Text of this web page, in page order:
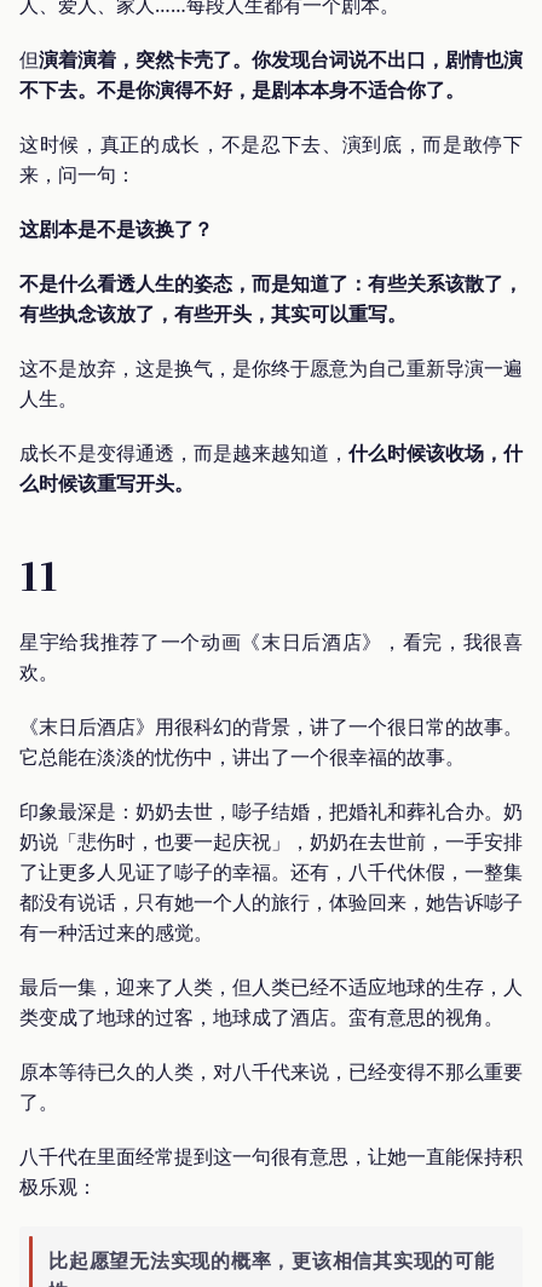
但演着演着，突然卡壳了。你发现台词说不出口，剧情也演
不下去。不是你演得不好，是剧本本身不适合你了。
这时候，真正的成长，不是忍下去、演到底，而是敢停下
来，问一句：
这剧本是不是该换了？
不是什么看透人生的姿态，而是知道了：有些关系该散了，
有些执念该放了，有些开头，其实可以重写。
这不是放弃，这是换气，是你终于愿意为自己重新导演一遍
人生。
成长不是变得通透，而是越来越知道， 什么时候该收场，什
么时候该重写开头。
11
星宇给我推荐了一个动画《末日后酒店》，看完，我很喜
欢。
《末日后酒店》用很科幻的背景，讲了一个很日常的故事。
它总能在淡淡的忧伤中，讲出了一个很幸福的故事。
印象最深是：奶奶去世，嘭子结婚，把婚礼和葬礼合办。奶
奶说「悲伤时，也要一起庆祝」，奶奶在去世前，一手安排
了让更多人见证了嘭子的幸福。还有，八千代休假，一整集
都没有说话，只有她一个人的旅行，体验回来，她告诉嘭子
有一种活过来的感觉。
最后一集，迎来了人类，但人类已经不适应地球的生存，人
类变成了地球的过客，地球成了酒店。蛮有意思的视角。
原本等待已久的人类，对八千代来说，已经变得不那么重要
了。
八千代在里面经常提到这一句很有意思，让她一直能保持积
极乐观：
比起愿望无法实现的概率，更该相信其实现的可能